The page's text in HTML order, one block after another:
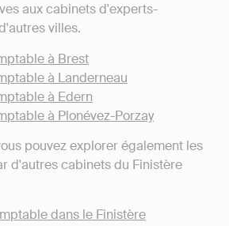
aux cabinets d'experts-
villes.
à Brest
à Landerneau
à Edern
à Plonévez-Porzay
pouvez explorer également les
d'autres cabinets du Finistère
dans le Finistère